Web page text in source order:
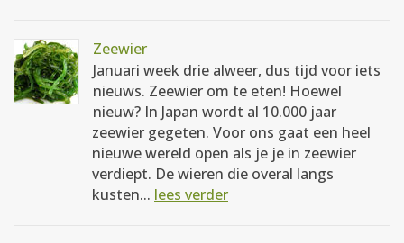
Zeewier
Januari week drie alweer, dus tijd voor iets
nieuws. Zeewier om te eten! Hoewel
nieuw? In Japan wordt al 10.000 jaar
zeewier gegeten. Voor ons gaat een heel
nieuwe wereld open als je je in zeewier
verdiept. De wieren die overal langs
kusten... lees verder